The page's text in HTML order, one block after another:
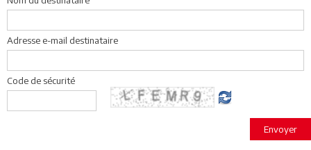
Adresse e-mail destinataire
Code de sécurité
Envoyer